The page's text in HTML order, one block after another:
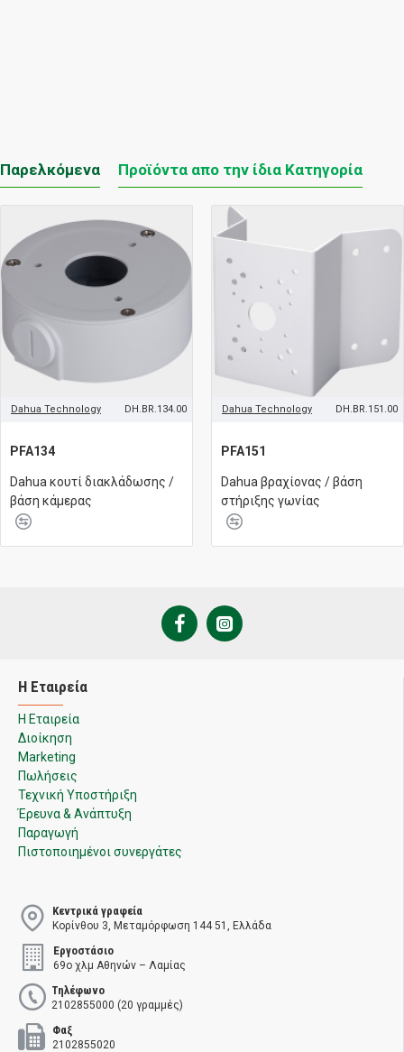
Παρελκόμενα Προϊόντα απο την ίδια Κατηγορία
Dahua Technology DH.BR.134.00
PFA134
Dahua κουτί διακλάδωσης /
βάση κάμερας
Dahua Technology DH.BR.151.00
PFA151
Dahua βραχίονας / βάση
στήριξης γωνίας
Η Εταιρεία
Η Εταιρεία
Διοίκηση
Marketing
Πωλήσεις
Τεχνική Υποστήριξη
Έρευνα & Ανάπτυξη
Παραγωγή
Πιστοποιημένοι συνεργάτες
Κεντρικά γραφεία
Κορίνθου 3, Μεταμόρφωση 144 51, Ελλάδα
Εργοστάσιο
69ο χλμ Αθηνών – Λαμίας
Τηλέφωνο
2102855000 (20 γραμμές)
Φαξ
2102855020